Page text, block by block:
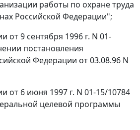
работы по охране труда
Российской Федерации";
от 9 сентября 1996 г. N 01-
постановления
Федерации от 03.08.96 N
от 6 июня 1997 г. N 01-15/10784
целевой программы